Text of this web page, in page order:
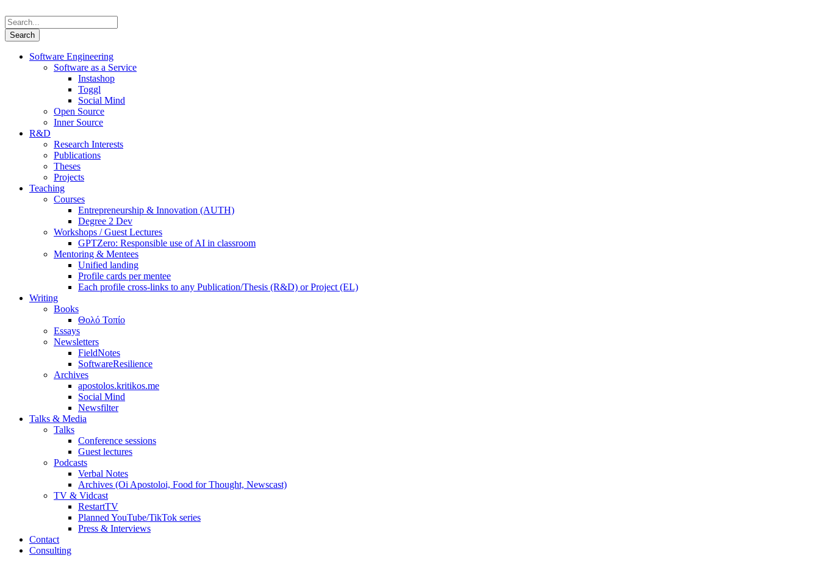
Software Engineering
Software as a Service
Instashop
Toggl
Social Mind
Open Source
Inner Source
R&D
Research Interests
Publications
Theses
Projects
Teaching
Courses
Entrepreneurship & Innovation (AUTH)
Degree 2 Dev
Workshops / Guest Lectures
GPTZero: Responsible use of AI in classroom
Mentoring & Mentees
Unified landing
Profile cards per mentee
Each profile cross-links to any Publication/Thesis (R&D) or Project (EL)
Writing
Books
Θολό Τοπίο
Essays
Newsletters
FieldNotes
SoftwareResilience
Archives
apostolos.kritikos.me
Social Mind
Newsfilter
Talks & Media
Talks
Conference sessions
Guest lectures
Podcasts
Verbal Notes
Archives (Oi Apostoloi, Food for Thought, Newscast)
TV & Vidcast
RestartTV
Planned YouTube/TikTok series
Press & Interviews
Contact
Consulting